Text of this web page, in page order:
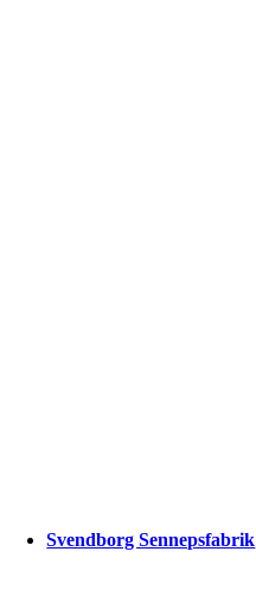
Svendborg Sennepsfabrik